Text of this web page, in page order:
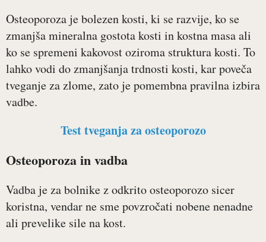
Osteoporoza je bolezen kosti, ki se razvije, ko se
zmanjša mineralna gostota kosti in kostna masa ali
ko se spremeni kakovost oziroma struktura kosti. To
lahko vodi do zmanjšanja trdnosti kosti, kar poveča
tveganje za zlome, zato je pomembna pravilna izbira
vadbe.
Test tveganja za osteoporozo
Osteoporoza in vadba
Vadba je za bolnike z odkrito osteoporozo sicer
koristna, vendar ne sme povzročati nobene nenadne
ali prevelike sile na kost.